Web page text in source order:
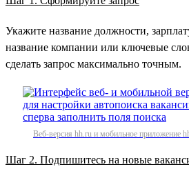
Укажите название должности,
название компании или ключевые
сделать запрос максимально точным.
Веб-версия hh.ru и мобильное приложение
Шаг 2. Подпишитесь на новые